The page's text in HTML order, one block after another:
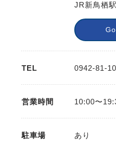
JR新鳥栖
TEL 0942-81-
営業時間 10:00〜
駐車場 あり